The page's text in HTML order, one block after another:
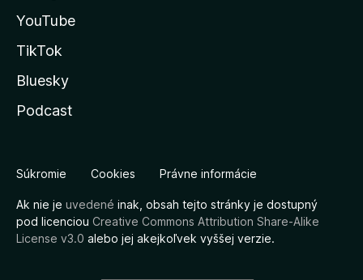
YouTube
TikTok
Bluesky
Podcast
Súkromie Cookies Právne informácie
Ak nie je uvedené inak, obsah tejto stránky je dostupný
pod licenciou Creative Commons Attribution Share-Alike
License v3.0 alebo jej akejkoľvek vyššej verzie.